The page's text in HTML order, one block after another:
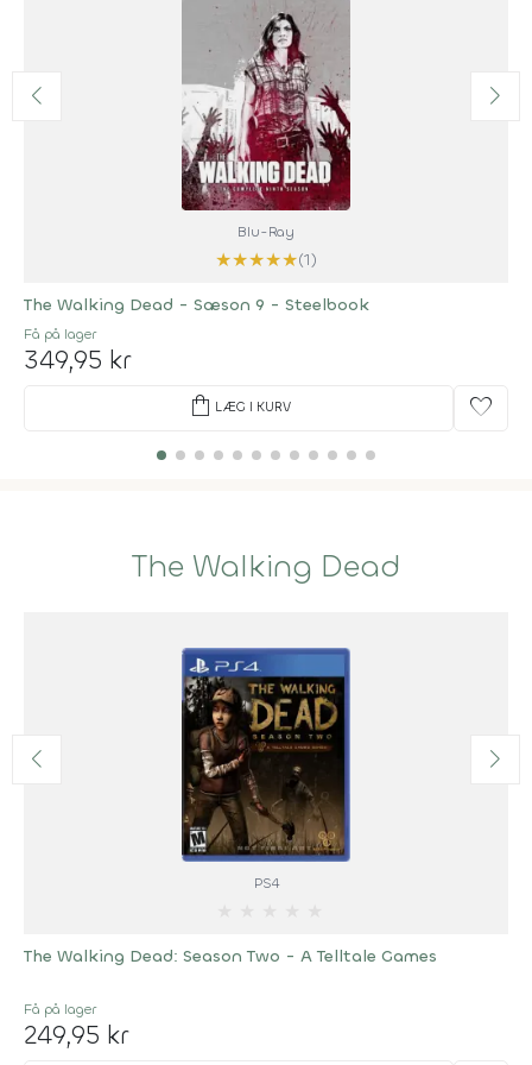
Blu-Ray
★★★★★(1)
The Walking Dead - Sæson 9 - Steelbook
Få på lager
349,95 kr
shopping_bag LÆG I KURV favorite
The Walking Dead
PS4
The Walking Dead: Season Two - A Telltale Games
Få på lager
249,95 kr